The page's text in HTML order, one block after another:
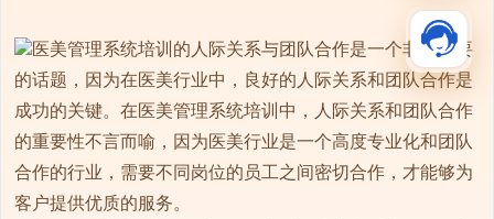
医美管理系统培训的人际关系与团队合作是一个非常重要
的话题，因为在医美行业中，良好的人际关系和团队合作是
成功的关键。在医美管理系统培训中，人际关系和团队合作
的重要性不言而喻，因为医美行业是一个高度专业化和团队
合作的行业，需要不同岗位的员工之间密切合作，才能够为
客户提供优质的服务。